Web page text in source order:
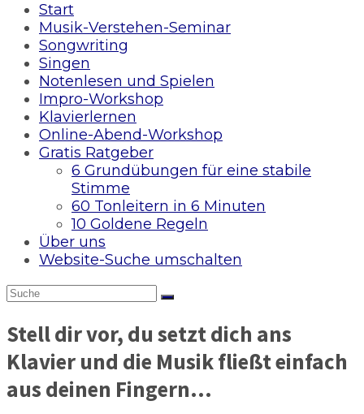
Start
Musik-Verstehen-Seminar
Songwriting
Singen
Notenlesen und Spielen
Impro-Workshop
Klavierlernen
Online-Abend-Workshop
Gratis Ratgeber
6 Grundübungen für eine stabile
Stimme
60 Tonleitern in 6 Minuten
10 Goldene Regeln
Über uns
Website-Suche umschalten
Stell dir vor, du setzt dich ans
Klavier und die Musik fließt einfach
aus deinen Fingern...